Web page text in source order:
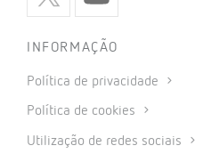
INFORMAÇÃO
Política de privacidade
Política de cookies
Utilização de redes sociais